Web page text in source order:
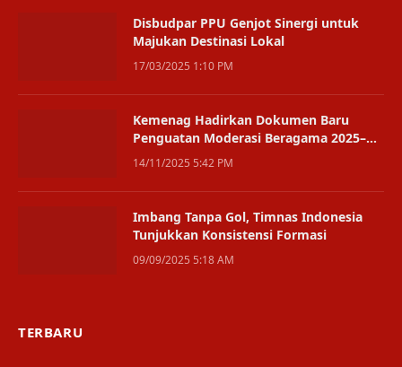
Disbudpar PPU Genjot Sinergi untuk
Majukan Destinasi Lokal
17/03/2025 1:10 PM
Kemenag Hadirkan Dokumen Baru
Penguatan Moderasi Beragama 2025–
2029
14/11/2025 5:42 PM
Imbang Tanpa Gol, Timnas Indonesia
Tunjukkan Konsistensi Formasi
09/09/2025 5:18 AM
TERBARU